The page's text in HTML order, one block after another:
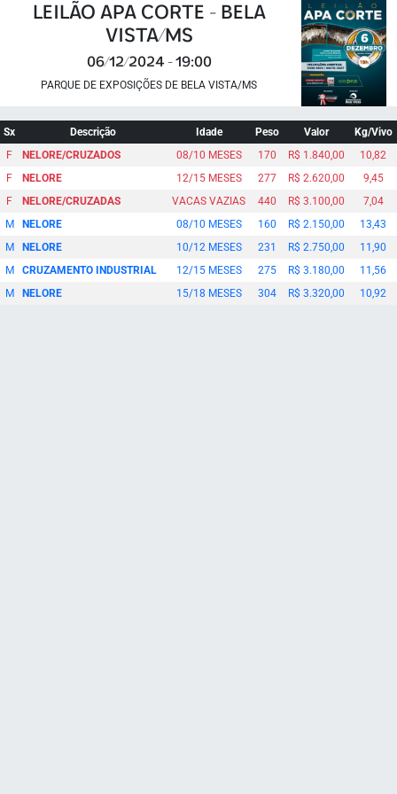
LEILÃO APA CORTE - BELA
VISTA/MS
06/12/2024 - 19:00
PARQUE DE EXPOSIÇÕES DE BELA VISTA/MS
Sx Descrição Idade Peso Valor
Kg/Vivo
F
NELORE/CRUZADOS 08/10 MESES 170 R$ 1.840,00
10,82
F
NELORE 12/15 MESES 277 R$ 2.620,00
9,45
F
NELORE/CRUZADAS VACAS VAZIAS 440 R$ 3.100,00
7,04
M
NELORE 08/10 MESES 160 R$ 2.150,00
13,43
M
NELORE 10/12 MESES 231 R$ 2.750,00
11,90
M
CRUZAMENTO INDUSTRIAL 12/15 MESES 275 R$ 3.180,00
11,56
M
NELORE 15/18 MESES 304 R$ 3.320,00 10,92